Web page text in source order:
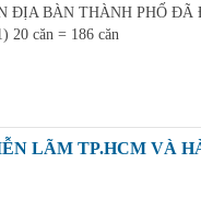
ĐỊA BÀN THÀNH PHỐ
20 căn = 186 căn
LÃM TP.HCM VÀ